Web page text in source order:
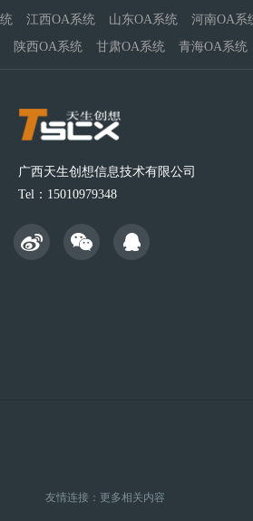
统
江西OA系统 山东OA系统 河南OA系
陕西OA系统
甘肃OA系统 青海OA系统
广西天生创想信息技术有限公司
Tel：15010979348
友情连接： 更多相关内容